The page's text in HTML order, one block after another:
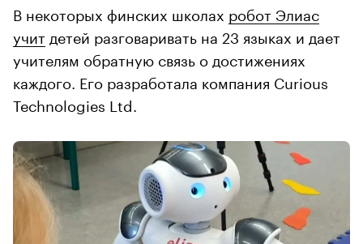
В некоторых финских школах робот Элиас
учит детей разговаривать на 23 языках и дает
учителям обратную связь о достижениях
каждого. Его разработала компания Curious
Technologies Ltd.